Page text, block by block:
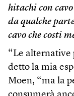
hitachi con
da qualche
cavo che costi
“Le alternative
detto la mia
Moen, “ma la